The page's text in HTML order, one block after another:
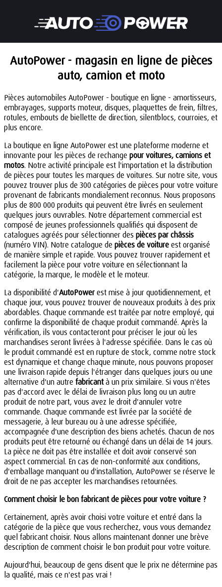
AutoPower - magasin en ligne de pièces
auto, camion et moto
Pièces automobiles AutoPower - boutique en ligne - amortisseurs,
embrayages, supports moteur, disques, plaquettes de frein, filtres,
rotules, embouts de biellette de direction, silentblocs, courroies, et
plus encore.
La boutique en ligne AutoPower est une plateforme moderne et
innovante pour les pièces de rechange pour voitures, camions et
motos. Notre activité principale est l'importation et la distribution
de pièces pour toutes les marques de voitures. Sur notre site, vous
pouvez trouver plus de 300 catégories de pièces pour votre voiture
provenant de fabricants mondialement reconnus. Nous proposons
plus de 800 000 produits qui peuvent être livrés en seulement
quelques jours ouvrables. Notre département commercial est
composé de jeunes professionnels qualifiés qui disposent de
catalogues agréés pour sélectionner des pièces par châssis
(numéro VIN). Notre catalogue de pièces de voiture est organisé
de manière simple et rapide. Vous pouvez trouver rapidement et
facilement la pièce pour votre voiture en sélectionnant la
catégorie, la marque, le modèle et le moteur.
La disponibilité d'AutoPower est mise à jour quotidiennement, et
chaque jour, vous pouvez trouver de nouveaux produits à des prix
abordables. Chaque commande est traitée par notre employé, qui
confirme la disponibilité de chaque produit commandé. Après la
vérification, ils vous contacteront pour préciser le jour où les
marchandises seront livrées à l'adresse spécifiée. Dans le cas où
le produit commandé est en rupture de stock, comme notre stock
est dynamique et change chaque minute, nous pouvons proposer
une livraison rapide depuis l'étranger dans quelques jours ou une
alternative d'un autre fabricantà un prix similaire. Si vous n'êtes
pas d'accord avec le délai de livraison plus long ou un autre
produit de notre part, vous avez le droit d'annuler votre
commande. Chaque commande est livrée par la société de
messagerie, à leur bureau ou à une adresse spécifiée,
accompagnée d'une description des biens achetés. Chacun de nos
produits peut être retourné ou échangé dans un délai de 14 jours.
La pièce ne doit pas être installée et doit avoir conservé son
aspect commercial. En cas de non-conformité aux conditions,
d'emballage manquant ou d'installation, AutoPower se réserve le
droit de ne pas accepter les marchandises retournées.
Comment choisir le bon fabricant de pièces pour votre voiture ?
Certainement, après avoir choisi votre voiture et entré dans la
catégorie de la pièce que vous recherchez, vous vous demandez
quel fabricant choisir. Nous allons maintenant donner une brève
description de comment choisir le bon produit pour votre voiture.
Aujourd'hui, beaucoup de gens disent que le prix ne détermine pas
la qualité, mais ce n'est pas vrai !